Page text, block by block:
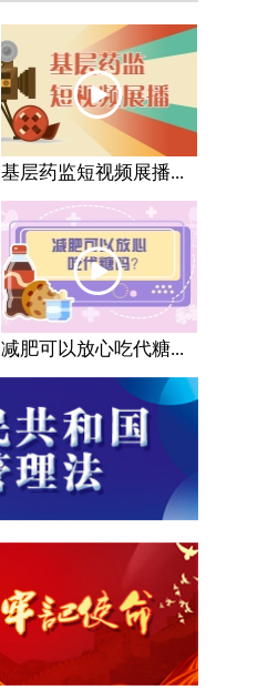
基层药监短视频展播...
减肥可以放心吃代糖...